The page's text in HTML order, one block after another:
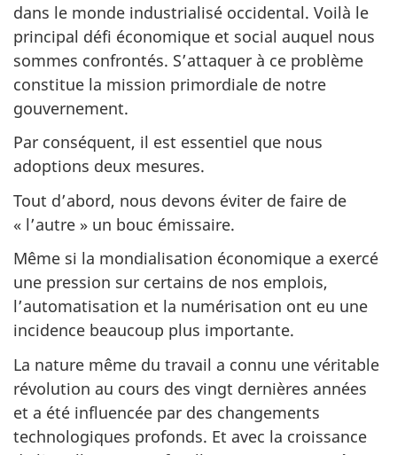
dans le monde industrialisé occidental. Voilà le
principal défi économique et social auquel nous
sommes confrontés. S’attaquer à ce problème
constitue la mission primordiale de notre
gouvernement.
Par conséquent, il est essentiel que nous
adoptions deux mesures.
Tout d’abord, nous devons éviter de faire de
« l’autre » un bouc émissaire.
Même si la mondialisation économique a exercé
une pression sur certains de nos emplois,
l’automatisation et la numérisation ont eu une
incidence beaucoup plus importante.
La nature même du travail a connu une véritable
révolution au cours des vingt dernières années
et a été influencée par des changements
technologiques profonds. Et avec la croissance